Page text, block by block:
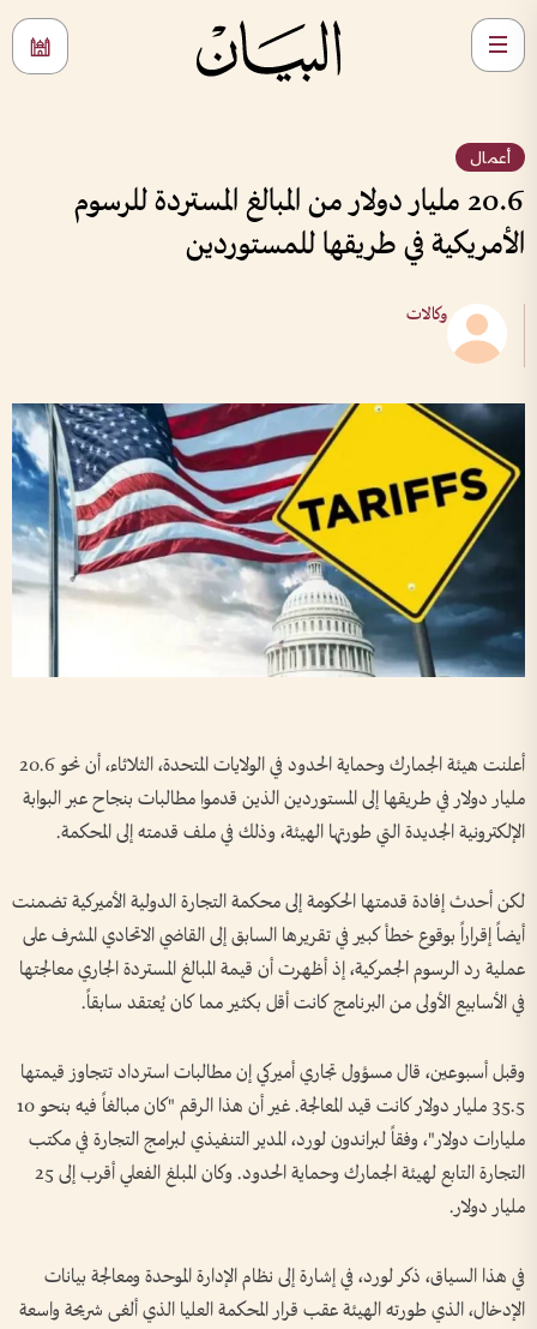
أعمال
20.6 مليار دولار من المبالغ المستردة للرسوم
الأمريكية في طريقها للمستوردين
وكالات
أعلنت هيئة الجمارك وحماية الحدود في الولايات المتحدة، الثلاثاء، أن نحو 20.6
مليار دولار في طريقها إلى المستوردين الذين قدموا مطالبات بنجاح عبر البوابة
الإلكترونية الجديدة التي طورتها الهيئة، وذلك في ملف قدمته إلى المحكمة.
لكن أحدث إفادة قدمتها الحكومة إلى محكمة التجارة الدولية الأميركية تضمنت
أيضاً إقراراً بوقوع خطأ كبير في تقريرها السابق إلى القاضي الاتحادي المشرف على
عملية رد الرسوم الجمركية، إذ أظهرت أن قيمة المبالغ المستردة الجاري معالجتها
في الأسابيع الأولى من البرنامج كانت أقل بكثير مما كان يُعتقد سابقاً.
وقبل أسبوعين، قال مسؤول تجاري أميركي إن مطالبات استرداد تتجاوز قيمتها
35.5 مليار دولار كانت قيد المعالجة. غير أن هذا الرقم "كان مبالغاً فيه بنحو 10
مليارات دولار"، وفقاً لبراندون لورد، المدير التنفيذي لبرامج التجارة في مكتب
التجارة التابع لهيئة الجمارك وحماية الحدود. وكان المبلغ الفعلي أقرب إلى 25
مليار دولار.
في هذا السياق، ذكر لورد، في إشارة إلى نظام الإدارة الموحدة ومعالجة بيانات
الإدخال، الذي طورته الهيئة عقب قرار المحكمة العليا الذي ألغى شريحة واسعة